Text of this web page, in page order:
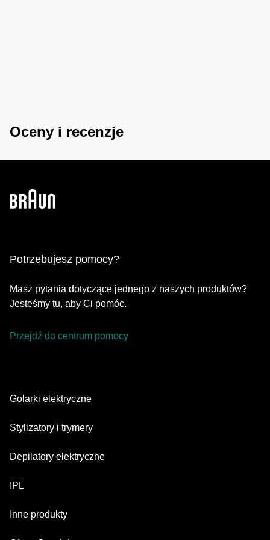
Oceny i recenzje
Potrzebujesz pomocy?
Masz pytania dotyczące jednego z naszych produktów?
Jesteśmy tu, aby Ci pomóc.
Przejdź do centrum pomocy
Golarki elektryczne
Series 9 Pro
Series 3
Stylizatory i trymery
Trymer do brody
Series X
Depilatory elektryczne
Silk·épil SkinSpa
IPL
Skin i·expert
Inne produkty